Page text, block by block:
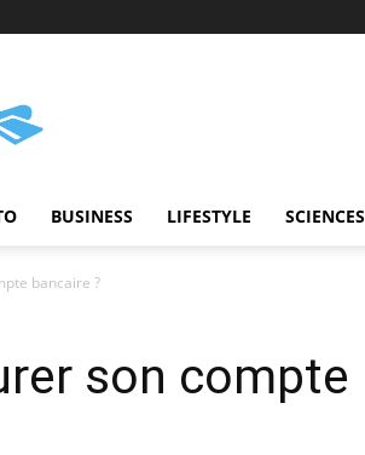
BUSINESS LIFESTYLE SCIENCES
bancaire ?
son compte